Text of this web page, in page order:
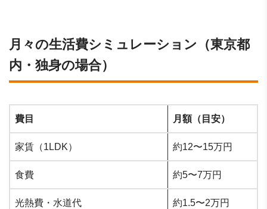
月々の生活費シミュレーション（東京都
内・独身の場合）
費目 月額（目安）
家賃（1LDK） 約12〜15万円
食費 約5〜7万円
光熱費・水道代 約1.5〜2万円